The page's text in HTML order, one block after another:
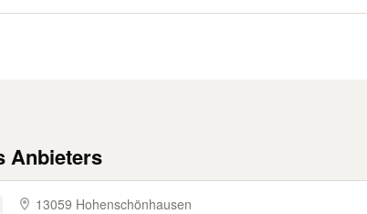
Anbieters
13059 Hohenschönhausen